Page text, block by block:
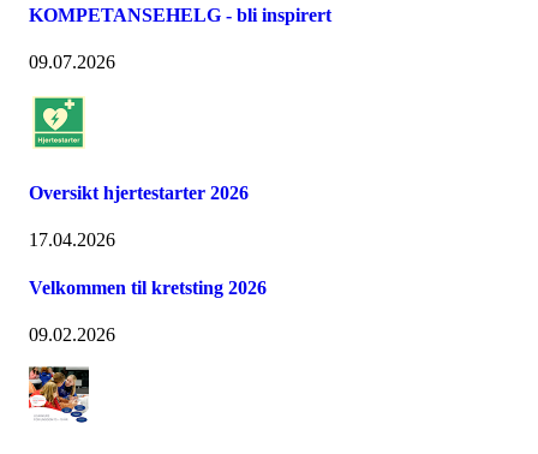
KOMPETANSEHELG - bli inspirert
09.07.2026
Oversikt hjertestarter 2026
17.04.2026
Velkommen til kretsting 2026
09.02.2026